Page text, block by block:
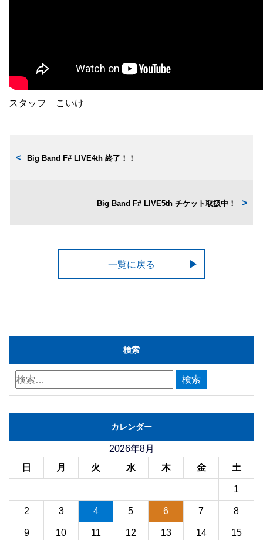
スタッフ こいけ
Big Band F# LIVE4th 終了！！
Big Band F# LIVE5th チケット取扱中！
一覧に戻る
検索
カレンダー
2026年8月
日
月 火 水 木 金 土
1
2 3 4 5 6 7 8
9 10 11 12 13 14 15